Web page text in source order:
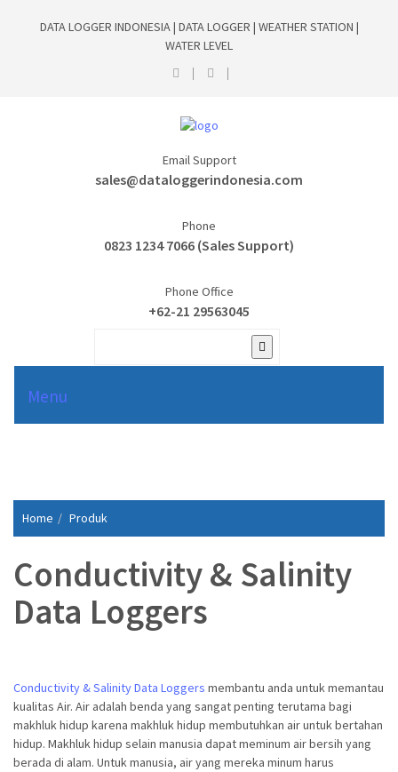
DATA LOGGER INDONESIA | DATA LOGGER | WEATHER STATION |
WATER LEVEL
Email Support
sales@dataloggerindonesia.com
Phone
0823 1234 7066 (Sales Support)
Phone Office
+62-21 29563045
Menu
Home Produk
Conductivity & Salinity
Data Loggers
Conductivity & Salinity Data Loggers membantu anda untuk memantau
kualitas Air. Air adalah benda yang sangat penting terutama bagi
makhluk hidup karena makhluk hidup membutuhkan air untuk bertahan
hidup. Makhluk hidup selain manusia dapat meminum air bersih yang
berada di alam. Untuk manusia, air yang mereka minum harus